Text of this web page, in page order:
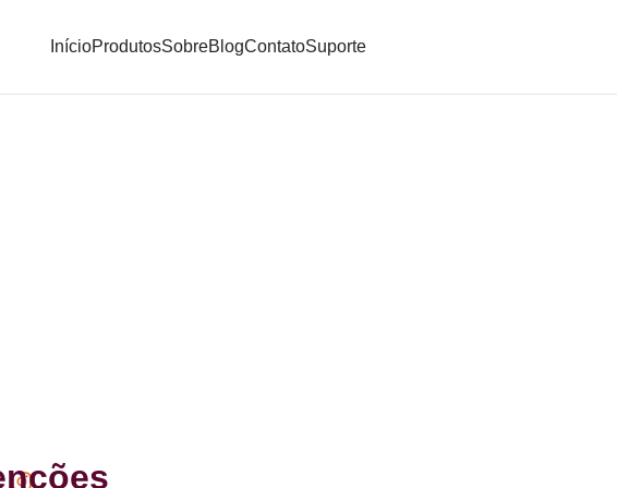
InícioProdutosSobreBlogContatoSuporte